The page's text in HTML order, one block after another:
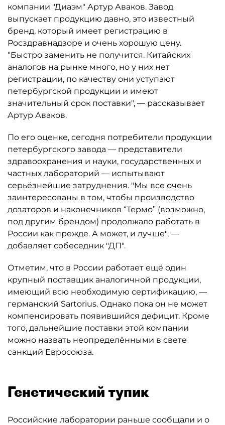
компании "Диаэм" Артур Аваков. Завод
выпускает продукцию давно, это известный
бренд, который имеет регистрацию в
Росздравнадзоре и очень хорошую цену.
"Быстро заменить не получится. Китайских
аналогов на рынке много, но у них нет
регистрации, по качеству они уступают
петербургской продукции и имеют
значительный срок поставки", — рассказывает
Артур Аваков.
По его оценке, сегодня потребители продукции
петербургского завода — представители
здравоохранения и науки, государственных и
частных лабораторий — испытывают
серьёзнейшие затруднения. "Мы все очень
заинтересованы в том, чтобы производство
дозаторов и наконечников “Термо” (возможно,
под другим брендом) продолжало работать в
России как прежде. А может, и лучше", —
добавляет собеседник "ДП".
Отметим, что в России работает ещё один
крупный поставщик аналогичной продукции,
имеющий всю необходимую сертификацию, —
германский Sartorius. Однако пока он не может
компенсировать появившийся дефицит. Кроме
того, дальнейшие поставки этой компании
можно назвать неопределёнными в свете
санкций Евросоюза.
Генетический тупик
Российские лаборатории раньше сообщали и о